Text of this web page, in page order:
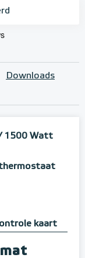
Downloads
1500 Watt
thermostaat
kaart